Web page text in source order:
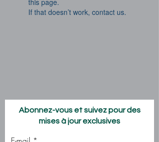
this page.
If that doesn’t work, contact us.
Abonnez-vous et suivez pour des
mises à jour exclusives